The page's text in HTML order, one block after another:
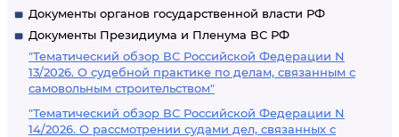
Документы органов государственной власти РФ
Документы Президиума и Пленума ВС РФ
"Тематический обзор ВС Российской Федерации N
13/2026. О судебной практике по делам, связанным с
самовольным строительством"
"Тематический обзор ВС Российской Федерации N
14/2026. О рассмотрении судами дел, связанных с